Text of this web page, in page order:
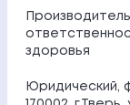
здоровья
Юридический,